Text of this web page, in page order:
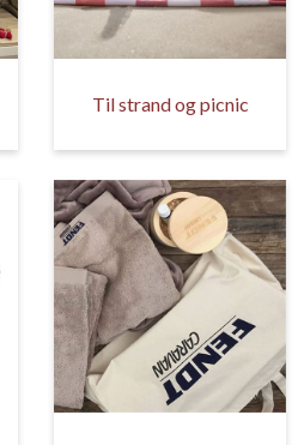
Til strand og picnic